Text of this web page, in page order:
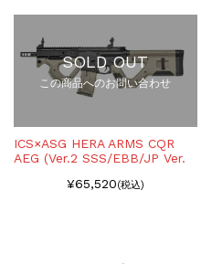
SOLD OUT
この商品へのお問い合わせ
ICS×ASG HERA ARMS CQR
AEG (Ver.2 SSS/EBB/JP Ver.
¥65,520(税込)